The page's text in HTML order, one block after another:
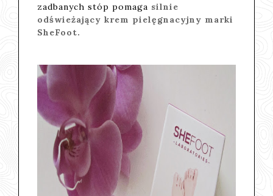
zadbanych stóp pomaga silnie
odświeżający krem pielęgnacyjny marki
SheFoot.